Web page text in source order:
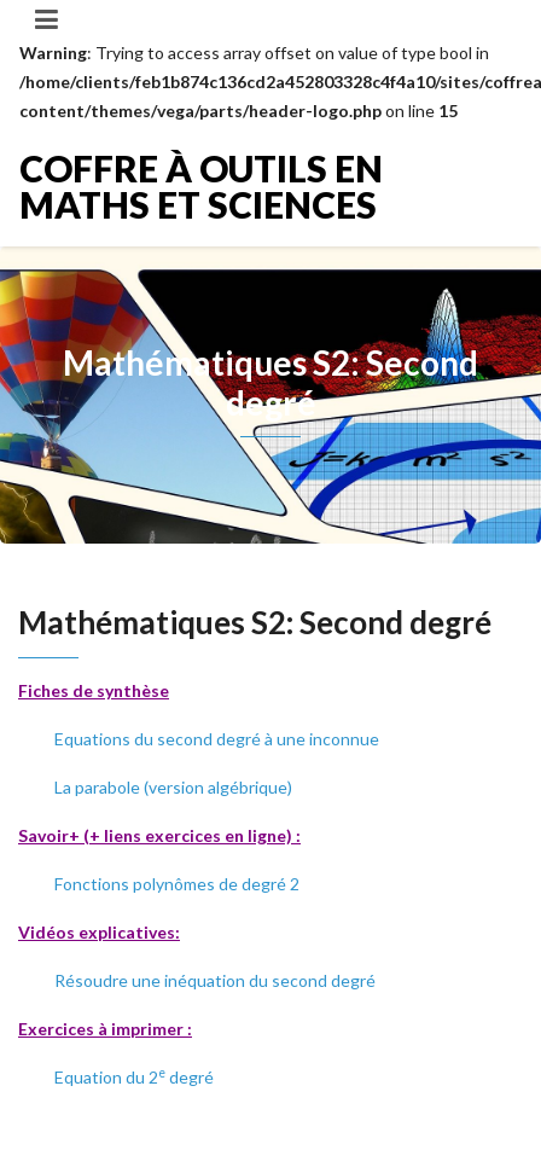
Warning: Trying to access array offset on value of type bool in
/home/clients/feb1b874c136cd2a452803328c4f4a10/sites/
content/themes/vega/parts/header-logo.phpon line 15
COFFRE À OUTILS EN
MATHS ET SCIENCES
Mathématiques S2: Second
degré
Mathématiques S2: Second degré
Fiches de synthèse
Equations du second degré à une inconnue
La parabole (version algébrique)
Savoir+ (+ liens exercices en ligne) :
Fonctions polynômes de degré 2
Vidéos explicatives:
Résoudre une inéquation du second degré
Exercices à imprimer :
Equation du 2e degré